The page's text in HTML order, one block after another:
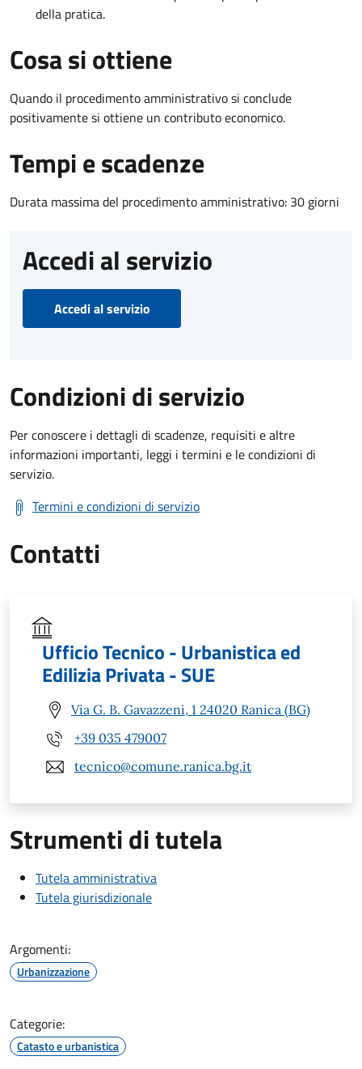
della pratica.
Cosa si ottiene
Quando il procedimento amministrativo si conclude
positivamente si ottiene un contributo economico.
Tempi e scadenze
Durata massima del procedimento amministrativo: 30 giorni
Accedi al servizio
Accedi al servizio
Condizioni di servizio
Per conoscere i dettagli di scadenze, requisiti e altre
informazioni importanti, leggi i termini e le condizioni di
servizio.
Termini e condizioni di servizio
Contatti
Ufficio Tecnico - Urbanistica ed
Edilizia Privata - SUE
Via G. B. Gavazzeni, 1 24020 Ranica (BG)
+39 035 479007
tecnico@comune.ranica.bg.it
Strumenti di tutela
Tutela amministrativa
Tutela giurisdizionale
Argomenti:
Urbanizzazione
Categorie:
Catasto e urbanistica